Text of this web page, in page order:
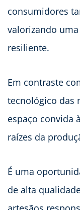
consumidores
valorizando
resiliente.
Em contraste
tecnológico das
espaço convida
raízes da
É uma
de alta